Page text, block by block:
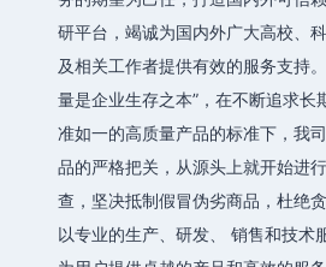
研平台，竭诚为国内外广大高校、
及相关工作者提供有效的服务支持
量是企业生存之本”，在不断追求长
准如一的高质量产品的标准下，我
品的严格把关，从源头上就开始进
查，坚决抵制假冒伪劣商品，杜绝贪
以专业的生产、研发、 销售和技术